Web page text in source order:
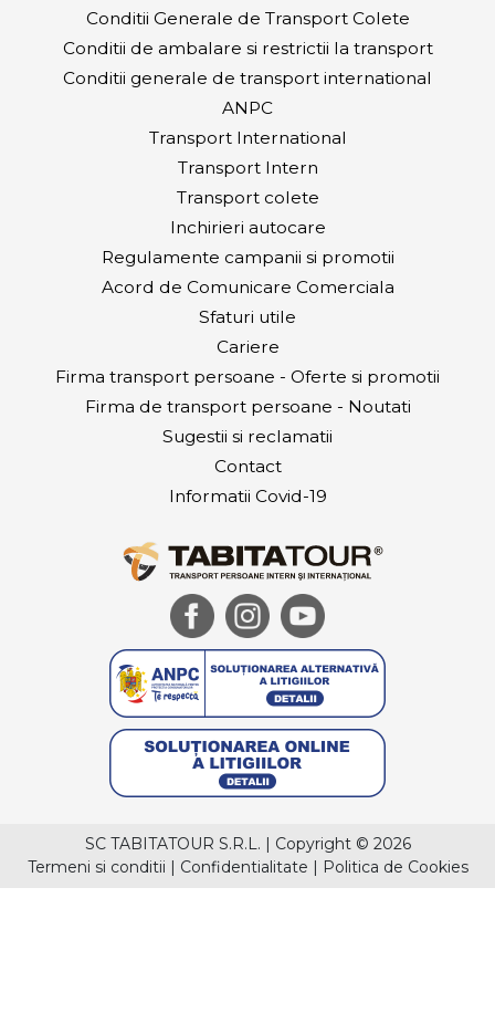
Conditii Generale de Transport Colete
Conditii de ambalare si restrictii la transport
Conditii generale de transport international
ANPC
Transport International
Transport Intern
Transport colete
Inchirieri autocare
Regulamente campanii si promotii
Acord de Comunicare Comerciala
Sfaturi utile
Cariere
Firma transport persoane - Oferte si promotii
Firma de transport persoane - Noutati
Sugestii si reclamatii
Contact
Informatii Covid-19
SC TABITATOUR S.R.L. | Copyright © 2026
Termeni si conditii | Confidentialitate | Politica de Cookies